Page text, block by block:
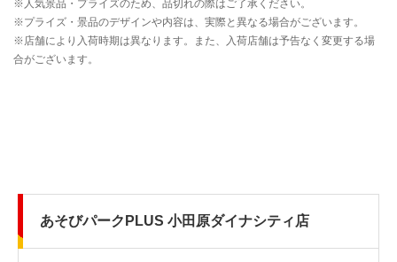
あそびパークPLUS 小田原ダイナシティ店